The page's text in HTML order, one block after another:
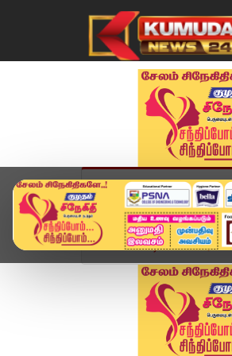
முகப்பு விளையாட்டு
Home வீடியோ ஸ்டோரி